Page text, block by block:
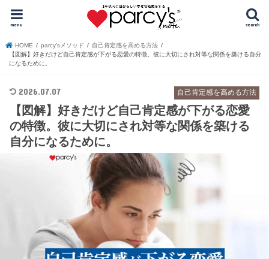
search
menu
HOME parcy’sメソッド
自己肯定感を高める方法
【図解】好きだけど自己肯定感が下がる恋愛の特徴。彼に大切にされ対等な関係を築ける自分
になるために。
自己肯定感を高める方法
2026.07.07
【図解】好きだけど自己肯定感が下がる恋愛
の特徴。彼に大切にされ対等な関係を築ける
自分になるために。